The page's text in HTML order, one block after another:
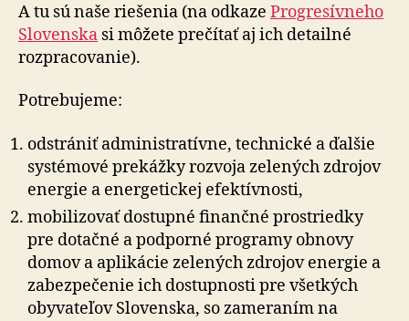
A tu sú naše riešenia (na odkaze Progresívneho
Slovenska si môžete prečítať aj ich detailné
rozpracovanie).
Potrebujeme:
odstrániť administratívne, technické a ďalšie
systémové prekážky rozvoja zelených zdrojov
energie a energetickej efektívnosti,
mobilizovať dostupné finančné prostriedky
pre dotačné a podporné programy obnovy
domov a aplikácie zelených zdrojov energie a
zabezpečenie ich dostupnosti pre všetkých
obyvateľov Slovenska, so zameraním na